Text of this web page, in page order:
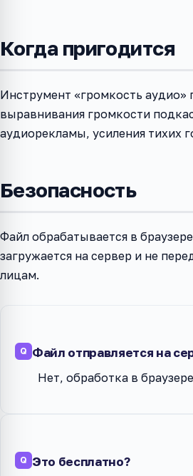
Когда пригодится
Инструмент «громкость аудио»
выравнивания громкости
аудиорекламы, усиления тихих
Безопасность
Файл обрабатывается в
загружается на сервер и не
лицам.
Файл отправляется на
Нет, обработка в
Это бесплатно?